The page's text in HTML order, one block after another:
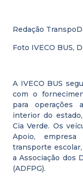
Redação
Foto IVECO BUS,
A IVECO BUS
com o
para operações
interior do
Cia Verde. Os
Apoio,
transporte
a Associação dos
(ADFPG).